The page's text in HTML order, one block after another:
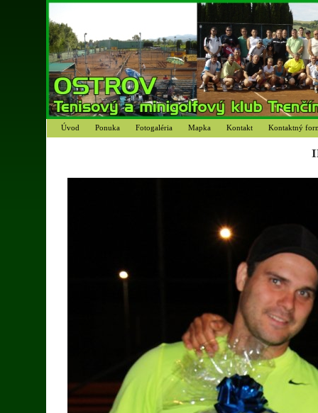
Úvod Ponuka Fotogaléria Mapka Kontakt Kontaktný